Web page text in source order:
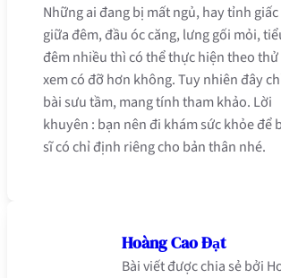
Những ai đang bị mất ngủ, hay tỉnh giấc
giữa đêm, đầu óc căng, lưng gối mỏi,
đêm nhiều thì có thể thực hiện theo thử
xem có đỡ hơn không. Tuy nhiên đây
bài sưu tầm, mang tính tham khảo. Lời
khuyên : bạn nên đi khám sức khỏe để
sĩ có chỉ định riêng cho bản thân nhé.
Hoàng Cao Đạt
Bài viết được chia sẻ bởi